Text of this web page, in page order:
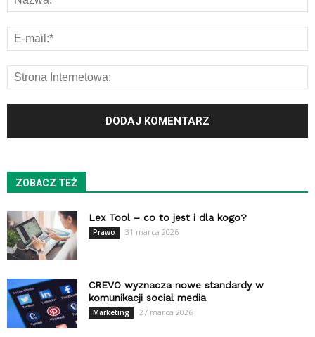
ZOBACZ TEŻ
Lex Tool – co to jest i dla kogo?
Prawo 31 marca 2026
CREVO wyznacza nowe standardy w
komunikacji social media
Marketing 27 marca 2026